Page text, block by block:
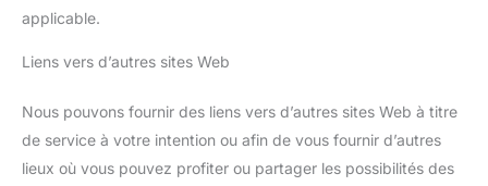
applicable.
Liens vers d’autres sites Web
Nous pouvons fournir des liens vers d’autres sites Web à titre
de service à votre intention ou afin de vous fournir d’autres
lieux où vous pouvez profiter ou partager les possibilités des